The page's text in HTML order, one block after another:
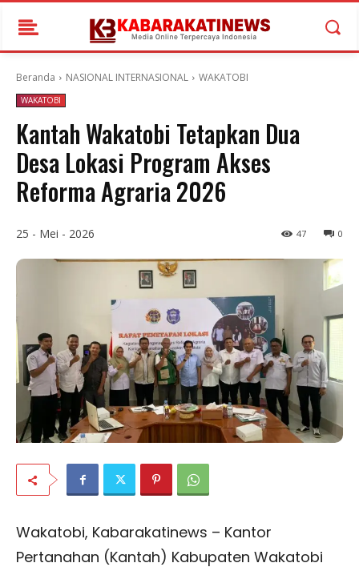
Beranda NASIONAL INTERNASIONAL WAKATOBI
WAKATOBI
Kantah Wakatobi Tetapkan Dua
Desa Lokasi Program Akses
Reforma Agraria 2026
25 - Mei - 2026 0
47
Wakatobi, Kabarakatinews – Kantor
Pertanahan (Kantah) Kabupaten Wakatobi